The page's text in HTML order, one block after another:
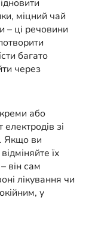
міцний чай
– ці речовини
багато
через
або
зі
Якщо ви
їх
він сам
лікування чи
у